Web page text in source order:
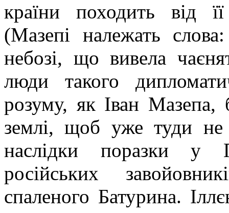
країни походить від
(Мазепі належать
небозі, що вивела
люди такого
розуму, як Іван Мазепа,
землі, щоб уже туди не
наслідки поразки у
російських
спаленого Батурина.